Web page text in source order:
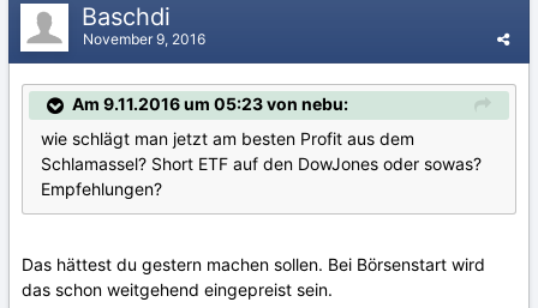
Baschdi
November 9, 2016
Am 9.11.2016 um 05:23 von nebu:
wie schlägt man jetzt am besten Profit aus dem
Schlamassel? Short ETF auf den DowJones oder sowas?
Empfehlungen?
Das hättest du gestern machen sollen. Bei Börsenstart wird
das schon weitgehend eingepreist sein.